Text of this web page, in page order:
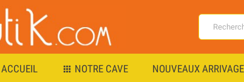
ACCUEIL apps NOTRE CAVE NOUVEAUX